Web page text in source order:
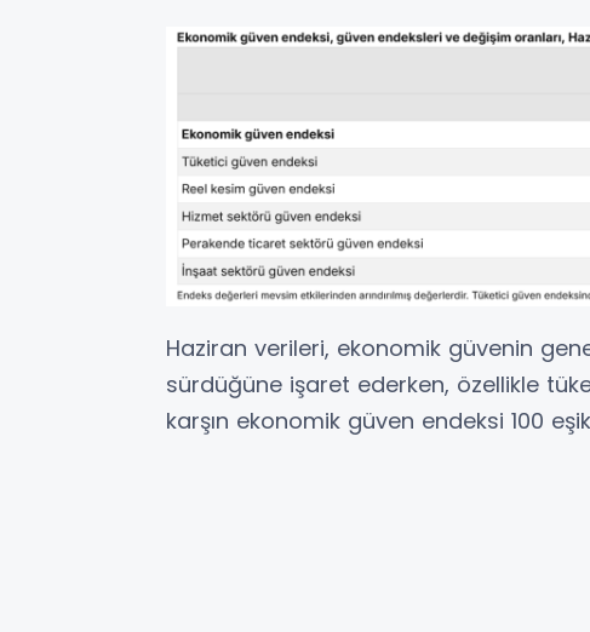
Haziran verileri, ekonomik güvenin
sürdüğüne işaret ederken, özellikle
karşın ekonomik güven endeksi 100